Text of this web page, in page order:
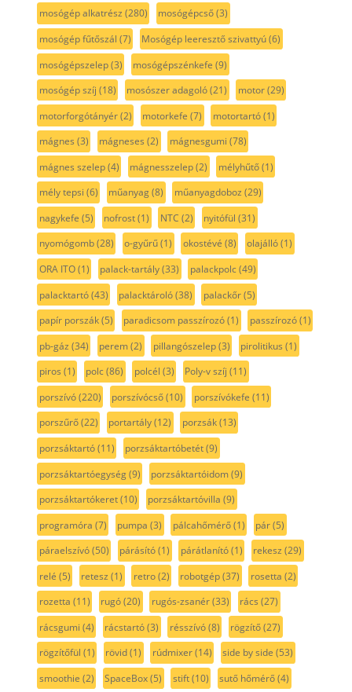
mosógép alkatrész (280) mosógépcső(3)
mosógép fűtőszál (7) Mosógép leeresztő szivattyú(6)
mosógépszelep(3) mosógépszénkefe (9)
mosógép szíj (18) mosószer adagoló(21) motor(29)
motorforgótányér(2) motorkefe (7) motortartó(1)
mágnes (3) mágneses (2) mágnesgumi (78)
mágnes szelep(4) mágnesszelep(2) mélyhűtő(1)
mély tepsi (6) műanyag(8) műanyagdoboz (29)
nagykefe (5) nofrost(1) NTC (2) nyitófül (31)
nyomógomb(28) o-gyűrű(1) okostévé (8) olajálló(1)
ORA ITO(1) palack-tartály(33) palackpolc(49)
palacktartó(43) palacktároló(38) palackőr(5)
papír porszák(5) paradicsom passzírozó(1) passzírozó(1)
pb-gáz (34) perem(2) pillangószelep(3) pirolitikus (1)
piros (1) polc(86) polcél (3) Poly-v szíj (11)
porszívó(220) porszívócső(10) porszívókefe (11)
porszűrő(22) portartály(12) porzsák(13)
porzsáktartó(11) porzsáktartóbetét(9)
porzsáktartóegység(9) porzsáktartóidom(9)
porzsáktartókeret(10) porzsáktartóvilla (9)
programóra (7) pumpa (3) pálcahőmérő(1) pár(5)
páraelszívó(50) párásító(1) párátlanító(1) rekesz (29)
relé (5) retesz (1) retro(2) robotgép(37) rosetta (2)
rozetta (11) rugó(20) rugós-zsanér(33) rács (27)
rácsgumi (4) rácstartó(3) résszívó(8) rögzítő(27)
rögzítőfül (1) rövid(1) rúdmixer(14) side by side (53)
smoothie (2) SpaceBox(5) stift(10) sutő hőmérő(4)